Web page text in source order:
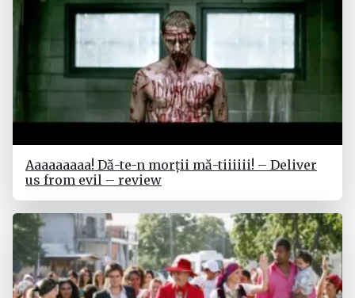
Aaaaaaaaa! Dă-te-n morții mă-tiiiiii! – Deliver
us from evil – review